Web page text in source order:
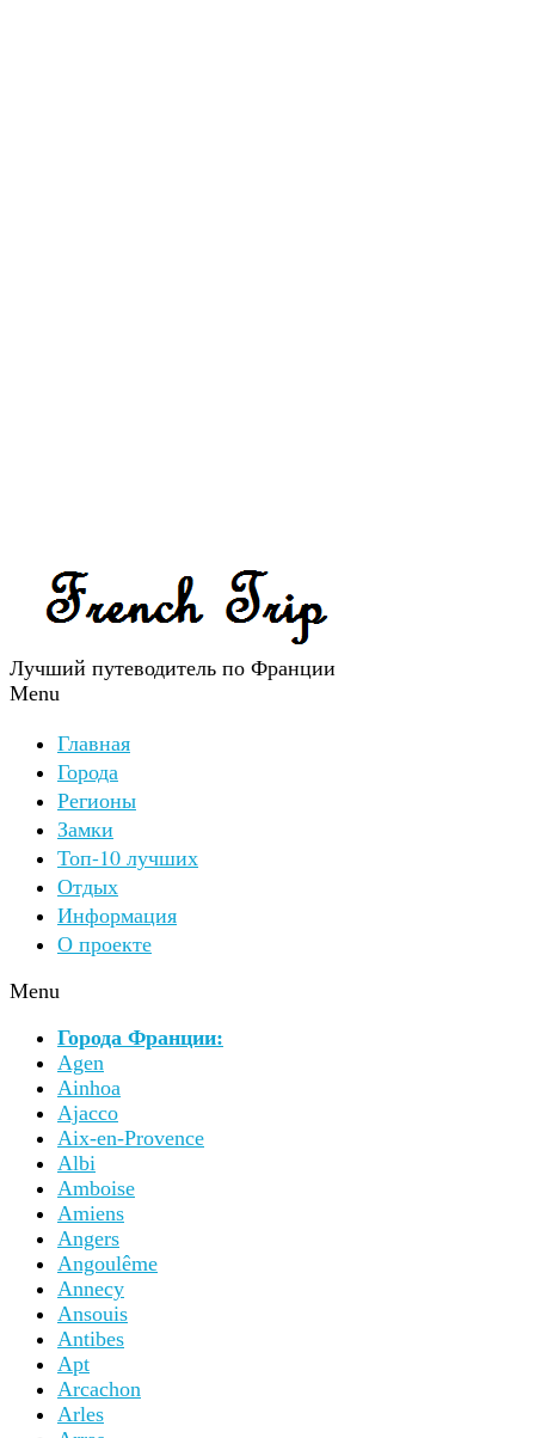
Лучший путеводитель по Франции
Menu
Главная
Города
Регионы
Замки
Топ-10 лучших
Отдых
Информация
О проекте
Menu
Города Франции:
Agen
Ainhoa
Ajacco
Aix-en-Provence
Albi
Amboise
Amiens
Angers
Angoulême
Annecy
Ansouis
Antibes
Apt
Arcachon
Arles